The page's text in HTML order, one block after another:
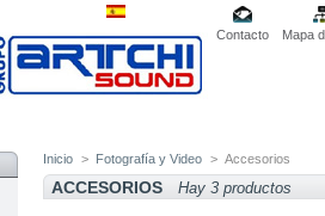
Contacto Mapa
Inicio > Fotografía y Video > Accesorios
ACCESORIOS Hay 3 productos